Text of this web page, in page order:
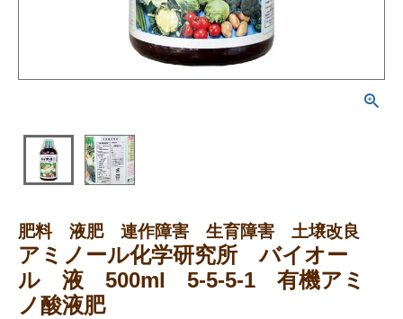
肥料 液肥 連作障害 生育障害 土壌改良
アミノール化学研究所 バイオー
ル 液 500ml 5-5-5-1 有機アミ
ノ酸液肥